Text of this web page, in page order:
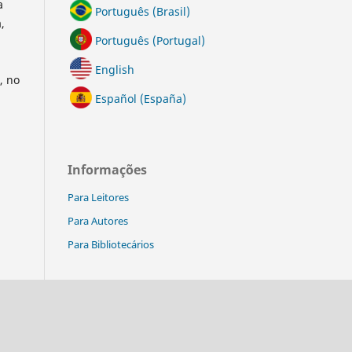
no
Português (Brasil)
Português (Portugal)
English
Español (España)
Informações
Para Leitores
Para Autores
Para Bibliotecários